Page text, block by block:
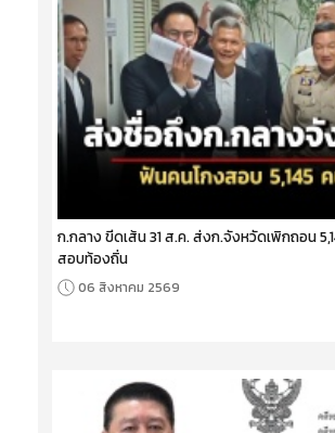
ก.กลาง ขีดเส้น 31 ส.ค. ส่งก.จังหวัดเพิกถอน
สอบท้องถิ่น
06 สิงหาคม 2569